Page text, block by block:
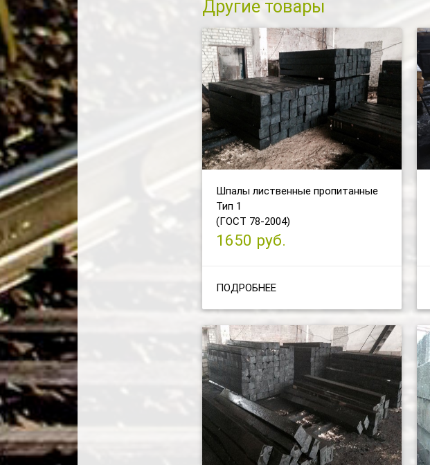
Другие товары
Шпалы лиственные пропитанные
Тип 1
(ГОСТ 78-2004)
1650 руб.
ПОДРОБНЕЕ